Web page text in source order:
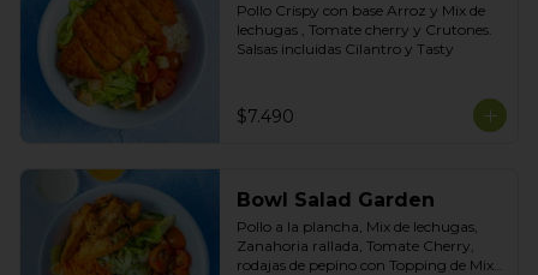
Pollo Crispy con base Arroz y Mix de
lechugas , Tomate cherry y Crutones.
Salsas incluidas Cilantro y Tasty
$7.490
Bowl Salad Garden
Pollo a la plancha, Mix de lechugas,
Zanahoria rallada, Tomate Cherry,
rodajas de pepino con Topping de Mix